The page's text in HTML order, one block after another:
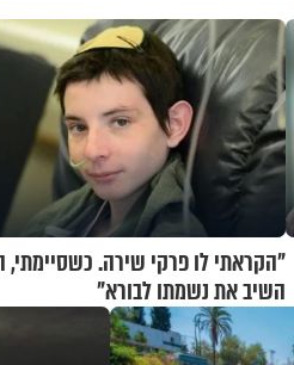
"הקראתי לו פרקי שירה. כשסיימתי,
השיב את נשמתו לבורא"